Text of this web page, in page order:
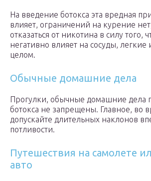
На введение ботокса эта вредная
влияет, ограничений на курение
отказаться от никотина в силу того,
негативно влияет на сосуды, легкие
целом.
Обычные домашние дела
Прогулки, обычные домашние дела
ботокса не запрещены. Главное, во
допускайте длительных наклонов
потливости.
Путешествия на самолете
авто